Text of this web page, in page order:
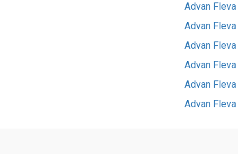
Advan
Advan
Advan
Advan
Advan
Advan